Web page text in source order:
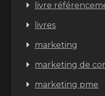
livre
livres
marketing
marketing de
marketing pme